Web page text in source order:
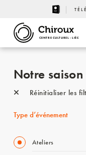
CENTRE CULTUREL - LIÈGE
Notre saison
Réinitialiser les
Type d’événement
Ateliers